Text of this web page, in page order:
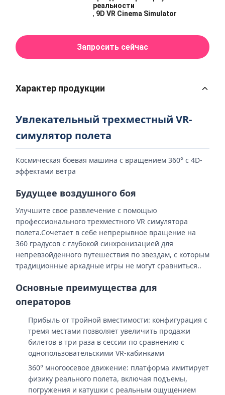
реальности
, 9D VR Cinema Simulator
Запросить сейчас
Характер продукции
Увлекательный трехместный VR-
симулятор полета
Космическая боевая машина с вращением 360° с 4D-
эффектами ветра
Будущее воздушного боя
Улучшите свое развлечение с помощью
профессионального трехместного VR симулятора
полета.Сочетает в себе непрерывное вращение на
360 градусов с глубокой синхронизацией для
непревзойденного путешествия по звездам, с которым
традиционные аркадные игры не могут сравниться..
Основные преимущества для
операторов
Прибыль от тройной вместимости: конфигурация с
тремя местами позволяет увеличить продажи
билетов в три раза в сессии по сравнению с
однопользовательскими VR-кабинками
360° многоосевое движение: платформа имитирует
физику реального полета, включая подъемы,
погружения и катушки с реальным ощущением